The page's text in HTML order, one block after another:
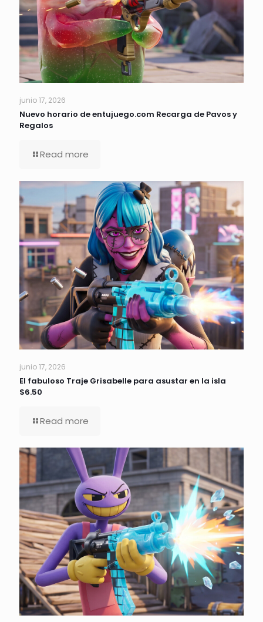
junio 17, 2026
Nuevo horario de entujuego.com Recarga de Pavos y
Regalos
Read more
junio 17, 2026
El fabuloso Traje Grisabelle para asustar en la isla
$6.50
Read more